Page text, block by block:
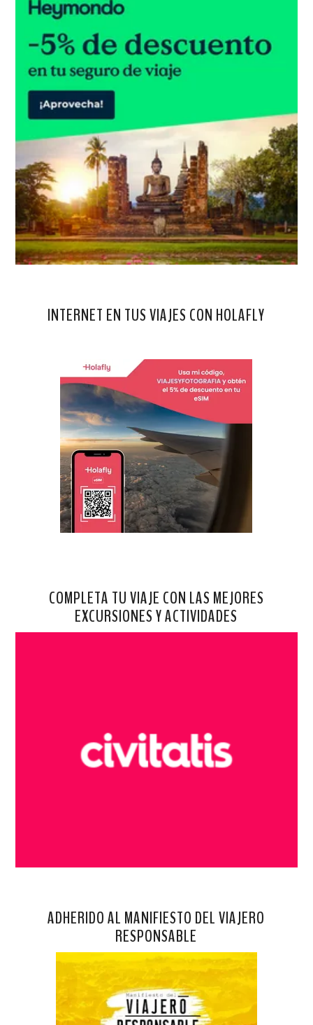
INTERNET EN TUS VIAJES CON HOLAFLY
COMPLETA TU VIAJE CON LAS MEJORES
EXCURSIONES Y ACTIVIDADES
ADHERIDO AL MANIFIESTO DEL VIAJERO
RESPONSABLE